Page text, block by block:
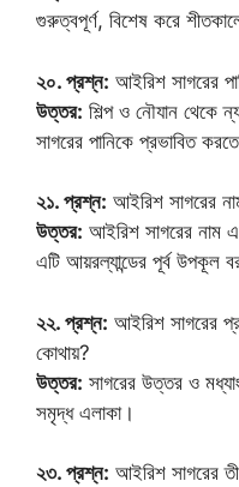
গুরুত্বপূর্ণ, বিশেষ করে
২০. প্রশ্ন: আইরিশ সাগরের
উত্তর: শিল্প ও নৌযান থেকে
সাগরের পানিকে প্রভাবিত
২১. প্রশ্ন: আইরিশ সাগরের
উত্তর: আইরিশ সাগরের নাম
এটি আয়রল্যান্ডের পূর্ব উপকূল
২২. প্রশ্ন: আইরিশ সাগরের
কোথায়?
উত্তর: সাগরের উত্তর ও
সমৃদ্ধ এলাকা।
২৩. প্রশ্ন: আইরিশ সাগরের